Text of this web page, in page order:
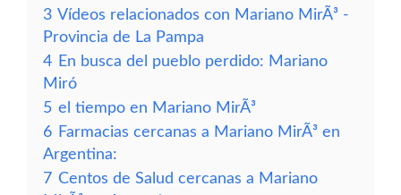
3 Vídeos relacionados con Mariano MirÃ³ -
Provincia de La Pampa
4 En busca del pueblo perdido: Mariano
Miró
5 el tiempo en Mariano MirÃ³
6 Farmacias cercanas a Mariano MirÃ³ en
Argentina:
7 Centos de Salud cercanas a Mariano